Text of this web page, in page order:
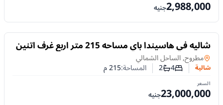
2,988,000جنيه
للبيع شاليه في هاسيندا باي مساحه 215 متر اربع غرف اتنين
حمام غرفه سواق
شاليةفي
مطروح, الساحل الشمالي
شالية عدد غرف النوم
4عدد الحمامات
2 المساحة:215م
السعر
23,000,000جنيه